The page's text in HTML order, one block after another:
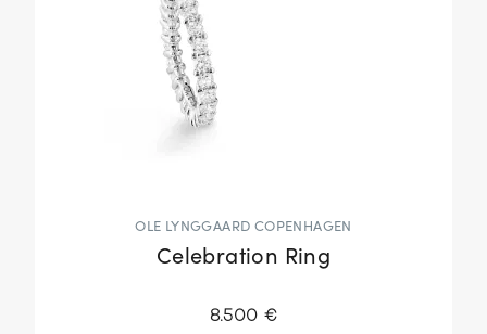
OLE LYNGGAARD COPENHAGEN
Celebration Ring
8.500 €